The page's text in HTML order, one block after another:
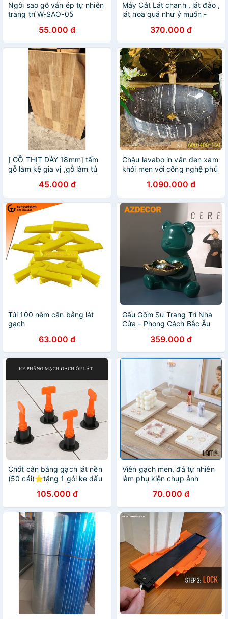
Ngôi sao gỗ ván ép tự nhiên
trang trí W-SAO-05
55.000 đ
Máy Cắt Lát chanh , lát đào ,
lát hoa quả như ý muốn -
370.000 đ
[ GỖ THỊT DÀY 18mm] tấm
gỗ làm kệ gia vị ,gỗ làm tủ
FREE SHIP45.000 đ
Chậu lavabo in vân đen xám
khói men với công nghệ phủ
vân vĩnh viễn .
1.090.000 đ
Túi 100 nêm cân bằng lát
gạch
63.000 đ
Gấu Gốm Sứ Trang Trí Nhà
Cửa - Phong Cách Bắc Âu
359.000 đ
Chốt cân bằng gạch lát nền
(50 cái)⭐tặng 1 gói ke dấu
105.000 đ
Viên gạch men, đá tự nhiên
làm phụ kiện chụp ảnh
70.000 đ